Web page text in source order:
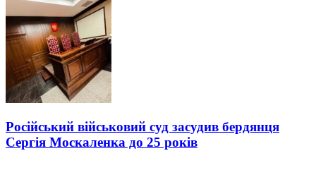
Російський військовий суд засудив бердянця
Сергія Москаленка до 25 років